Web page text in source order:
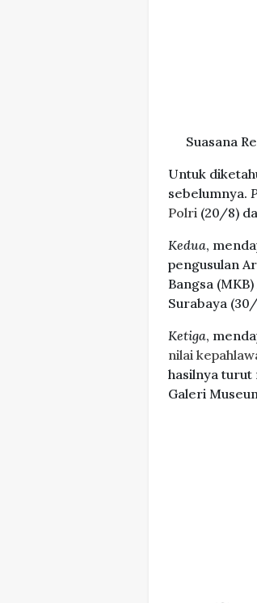
Suasana
Untuk
sebelumnya.
Polri (20/8)
Kedua,
pengusulan
Bangsa
Surabaya
Ketiga,
nilai
hasilnya turut
Galeri